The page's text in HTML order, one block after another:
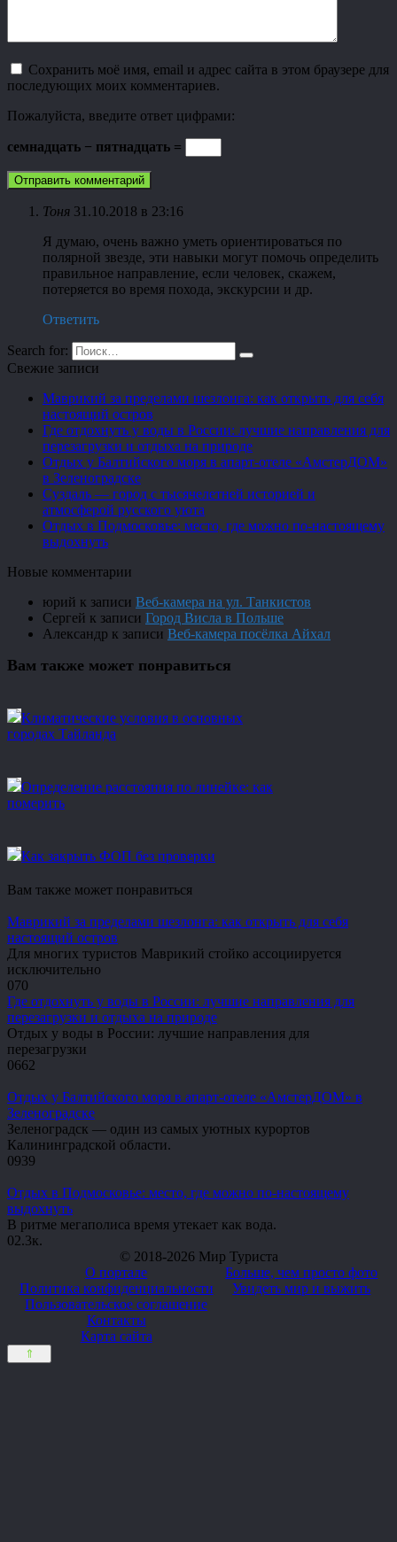
Сохранить моё имя, email и адрес сайта в этом браузере для
последующих моих комментариев.
Пожалуйста, введите ответ цифрами:
семнадцать − пятнадцать =
Тоня 31.10.2018 в 23:16
Я думаю, очень важно уметь ориентироваться по
полярной звезде, эти навыки могут помочь определить
правильное направление, если человек, скажем,
потеряется во время похода, экскурсии и др.
Ответить
Search for:
Свежие записи
Маврикий за пределами шезлонга: как открыть для себя
настоящий остров
Где отдохнуть у воды в России: лучшие направления для
перезагрузки и отдыха на природе
Отдых у Балтийского моря в апарт-отеле «АмстерДОМ»
в Зеленоградске
Суздаль — город с тысячелетней историей и
атмосферой русского уюта
Отдых в Подмосковье: место, где можно по-настоящему
выдохнуть
Новые комментарии
юрий к записи Веб-камера на ул. Танкистов
Сергей к записи Город Висла в Польше
Александр к записи Веб-камера посёлка Айхал
Вам также может понравиться
Климатические условия в основных
городах Тайланда
Определение расстояния по линейке: как
померить
Как закрыть ФОП без проверки
Вам также может понравиться
Маврикий за пределами шезлонга: как открыть для себя
настоящий остров
Для многих туристов Маврикий стойко ассоциируется
исключительно
070
Где отдохнуть у воды в России: лучшие направления для
перезагрузки и отдыха на природе
Отдых у воды в России: лучшие направления для
перезагрузки
0662
Отдых у Балтийского моря в апарт-отеле «АмстерДОМ» в
Зеленоградске
Зеленоградск — один из самых уютных курортов
Калининградской области.
0939
Отдых в Подмосковье: место, где можно по-настоящему
выдохнуть
В ритме мегаполиса время утекает как вода.
02.3к.
© 2018-2026 Мир Туриста
О портале
Политика конфиденциальности
Пользовательское соглашение
Контакты
Карта сайта
Больше, чем просто фото
Увидеть мир и выжить